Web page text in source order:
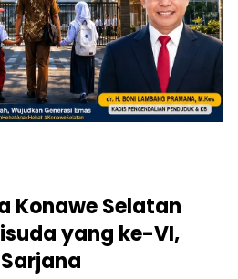
Konawe Selatan
yang ke-VI,